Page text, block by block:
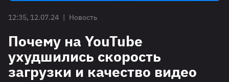
12:35, 12.07.24 | Новость
Почему на YouTube
ухудшились скорость
загрузки и качество видео